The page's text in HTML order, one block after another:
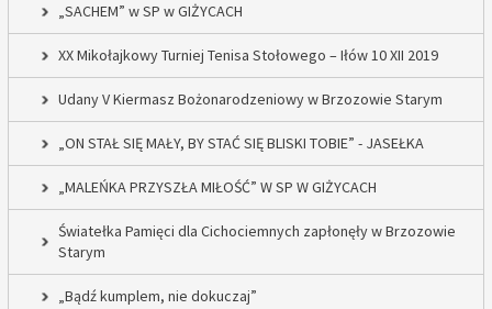
„SACHEM” w SP w GIŻYCACH
XX Mikołajkowy Turniej Tenisa Stołowego – Iłów 10 XII 2019
Udany V Kiermasz Bożonarodzeniowy w Brzozowie Starym
„ON STAŁ SIĘ MAŁY, BY STAĆ SIĘ BLISKI TOBIE” - JASEŁKA
„MALEŃKA PRZYSZŁA MIŁOŚĆ” W SP W GIŻYCACH
Światełka Pamięci dla Cichociemnych zapłonęły w Brzozowie
Starym
„Bądź kumplem, nie dokuczaj”